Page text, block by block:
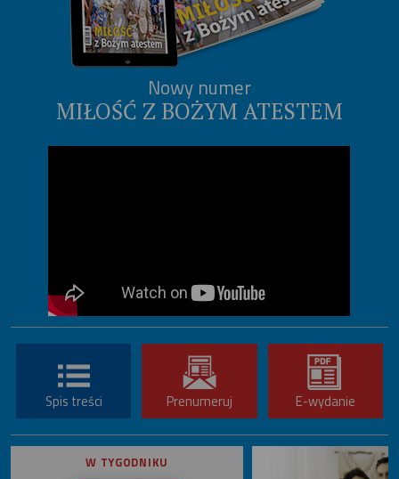
Nowy numer
MIŁOŚĆ Z BOŻYM ATESTEM
Spis treści Prenumeruj E-wydanie
W TYGODNIKU